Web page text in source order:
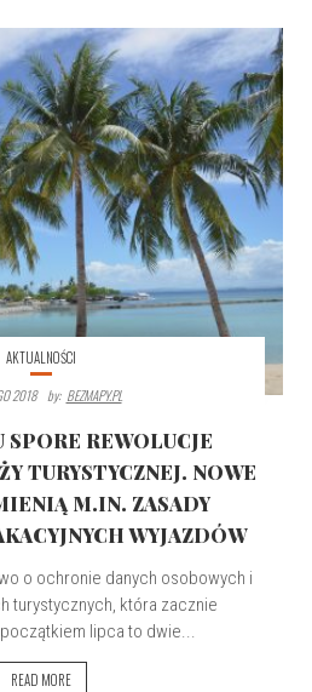
AKTUALNOŚCI
2018
By: BEZMAPY.PL
SPORE REWOLUCJE
TURYSTYCZNEJ. NOWE
M.IN. ZASADY
WYJAZDÓW
o ochronie danych osobowych i
turystycznych, która zacznie
lipca to dwie...
READ MORE